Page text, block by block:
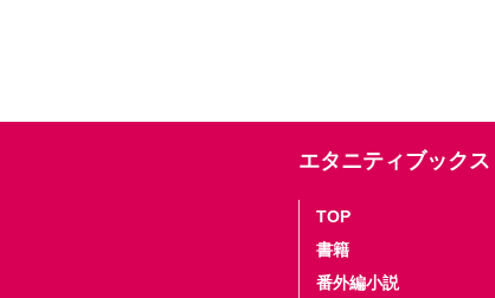
エタニティブックス
TOP
書籍
番外編小説